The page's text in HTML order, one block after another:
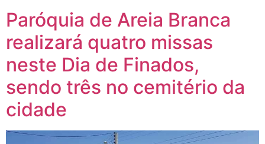
Paróquia de Areia Branca
realizará quatro missas
neste Dia de Finados,
sendo três no cemitério da
cidade